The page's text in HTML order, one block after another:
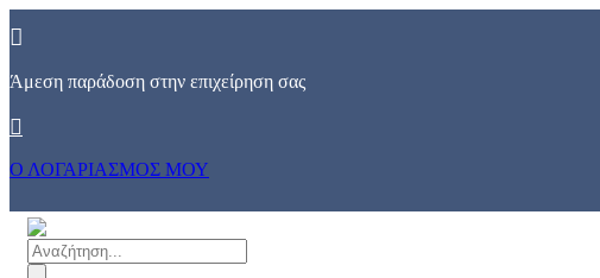
to
Άμεση παράδοση στην επιχείρηση σας
Ο ΛΟΓΑΡΙΑΣΜΟΣ ΜΟΥ
Products
search